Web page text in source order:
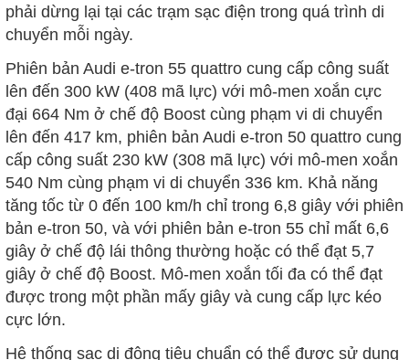
phải dừng lại tại các trạm sạc điện trong quá trình di
chuyển mỗi ngày.
Phiên bản Audi e-tron 55 quattro cung cấp công suất
lên đến 300 kW (408 mã lực) với mô-men xoắn cực
đại 664 Nm ở chế độ Boost cùng phạm vi di chuyển
lên đến 417 km, phiên bản Audi e-tron 50 quattro cung
cấp công suất 230 kW (308 mã lực) với mô-men xoắn
540 Nm cùng phạm vi di chuyển 336 km. Khả năng
tăng tốc từ 0 đến 100 km/h chỉ trong 6,8 giây với phiên
bản e-tron 50, và với phiên bản e-tron 55 chỉ mất 6,6
giây ở chế độ lái thông thường hoặc có thể đạt 5,7
giây ở chế độ Boost. Mô-men xoắn tối đa có thể đạt
được trong một phần mấy giây và cung cấp lực kéo
cực lớn.
Hệ thống sạc di động tiêu chuẩn có thể được sử dụng